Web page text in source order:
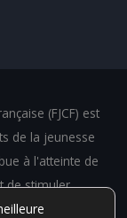
(FJCF) est
de la jeunesse
à l'atteinte de
de stimuler
canadiennes